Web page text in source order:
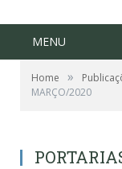
MENU
Home »
MARÇO/2020